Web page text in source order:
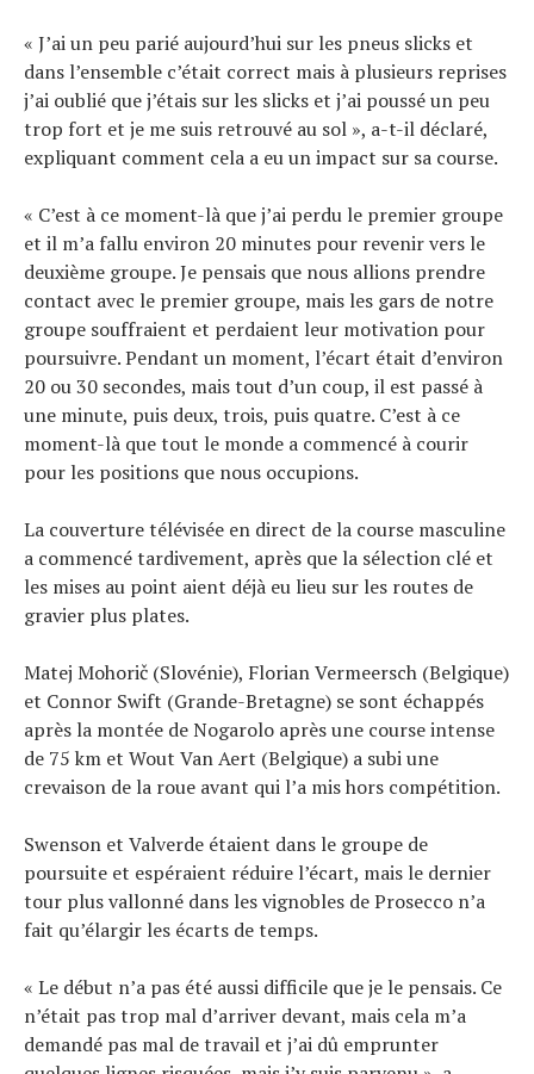
« J’ai un peu parié aujourd’hui sur les pneus slicks et
dans l’ensemble c’était correct mais à plusieurs reprises
j’ai oublié que j’étais sur les slicks et j’ai poussé un peu
trop fort et je me suis retrouvé au sol », a-t-il déclaré,
expliquant comment cela a eu un impact sur sa course.
« C’est à ce moment-là que j’ai perdu le premier groupe
et il m’a fallu environ 20 minutes pour revenir vers le
deuxième groupe. Je pensais que nous allions prendre
contact avec le premier groupe, mais les gars de notre
groupe souffraient et perdaient leur motivation pour
poursuivre. Pendant un moment, l’écart était d’environ
20 ou 30 secondes, mais tout d’un coup, il est passé à
une minute, puis deux, trois, puis quatre. C’est à ce
moment-là que tout le monde a commencé à courir
pour les positions que nous occupions.
La couverture télévisée en direct de la course masculine
a commencé tardivement, après que la sélection clé et
les mises au point aient déjà eu lieu sur les routes de
gravier plus plates.
Matej Mohorič (Slovénie), Florian Vermeersch (Belgique)
et Connor Swift (Grande-Bretagne) se sont échappés
après la montée de Nogarolo après une course intense
de 75 km et Wout Van Aert (Belgique) a subi une
crevaison de la roue avant qui l’a mis hors compétition.
Swenson et Valverde étaient dans le groupe de
poursuite et espéraient réduire l’écart, mais le dernier
tour plus vallonné dans les vignobles de Prosecco n’a
fait qu’élargir les écarts de temps.
« Le début n’a pas été aussi difficile que je le pensais. Ce
n’était pas trop mal d’arriver devant, mais cela m’a
demandé pas mal de travail et j’ai dû emprunter